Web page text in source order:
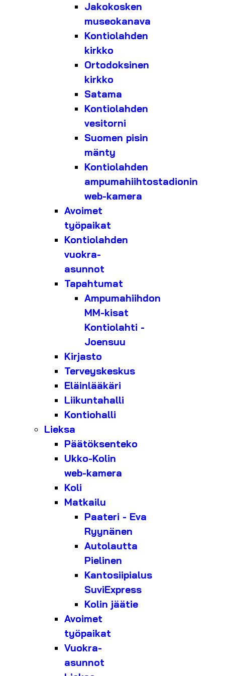
Jakokosken
museokanava
Kontiolahden
kirkko
Ortodoksinen
kirkko
Satama
Kontiolahden
vesitorni
Suomen pisin
mänty
Kontiolahden
ampumahiihtostadionin
web-kamera
Avoimet
työpaikat
Kontiolahden
vuokra-
asunnot
Tapahtumat
Ampumahiihdon
MM-kisat
Kontiolahti -
Joensuu
Kirjasto
Terveyskeskus
Eläinlääkäri
Liikuntahalli
Kontiohalli
Lieksa
Päätöksenteko
Ukko-Kolin
web-kamera
Koli
Matkailu
Paateri - Eva
Ryynänen
Autolautta
Pielinen
Kantosiipialus
SuviExpress
Kolin jäätie
Avoimet
työpaikat
Vuokra-
asunnot